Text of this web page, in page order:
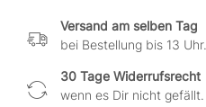
Versand am selben Tag
bei Bestellung bis 13 Uhr.
30 Tage Widerrufsrecht
wenn es Dir nicht gefällt.